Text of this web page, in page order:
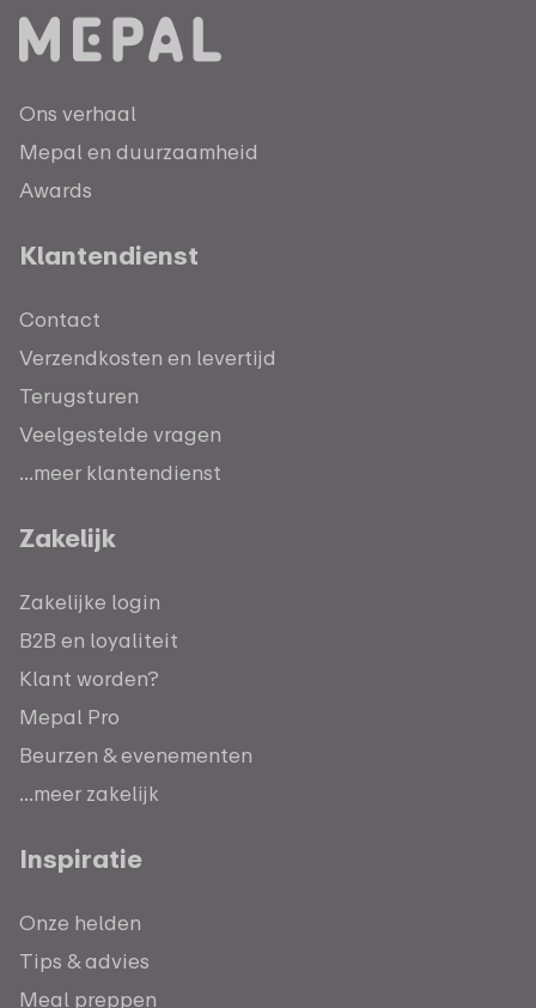
Ons verhaal
Mepal en duurzaamheid
Awards
Klantendienst
Contact
Verzendkosten en levertijd
Terugsturen
Veelgestelde vragen
...meer klantendienst
Zakelijk
Zakelijke login
B2B en loyaliteit
Klant worden?
Mepal Pro
Beurzen & evenementen
...meer zakelijk
Inspiratie
Onze helden
Tips & advies
Meal preppen